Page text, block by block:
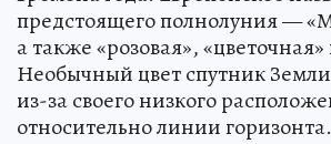
предстоящего полнолуния —
а также «розовая», «цветочная»
Необычный цвет спутник
из-за своего низкого
относительно линии горизонта.